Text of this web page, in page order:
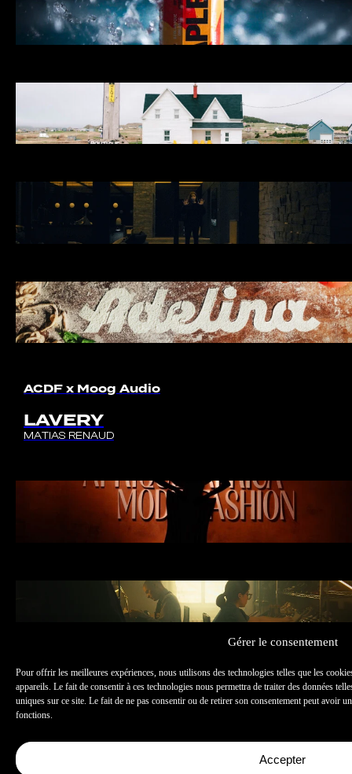
Gérer le consentement
Pour offrir les meilleures expériences, nous utilisons des technologies telles que les
appareils. Le fait de consentir à ces technologies nous permettra de traiter des données
uniques sur ce site. Le fait de ne pas consentir ou de retirer son consentement peut avoir
fonctions.
Accepter
RACHELLE DION
MATIAS RENAUD
ALCYON
LOUIS GRÉGOIRE & MATIAS RENAUD
ACDF Architecture
SYMBIOSE
MATIAS RENAUD
Adelina
LA RECETTE DE NONNA
MATIAS RENAUD
ACDF x Moog Audio
LAVERY
MATIAS RENAUD
Mmode
SEMAINE MODE 2025
LOUIS GRÉGOIRE & MATIAS RENAUD
Maple 3
ALYSHA NEWMAN